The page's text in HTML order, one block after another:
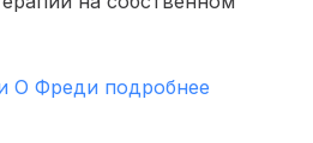
О Фреди подробнее